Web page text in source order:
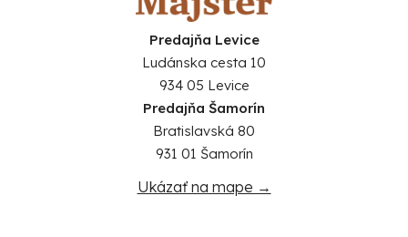
Predajňa Levice
Ludánska cesta 10
934 05 Levice
Predajňa Šamorín
Bratislavská 80
931 01 Šamorín
Ukázať na mape →